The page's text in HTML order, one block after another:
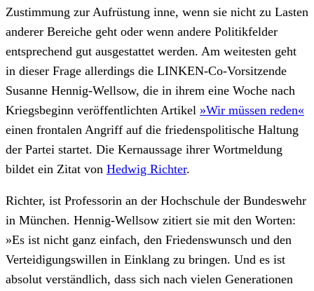
Zustimmung zur Aufrüstung inne, wenn sie nicht zu Lasten
anderer Bereiche geht oder wenn andere Politikfelder
entsprechend gut ausgestattet werden. Am weitesten geht
in dieser Frage allerdings die LINKEN-Co-Vorsitzende
Susanne Hennig-Wellsow, die in ihrem eine Woche nach
Kriegsbeginn veröffentlichten Artikel »Wir müssen reden«
einen frontalen Angriff auf die friedenspolitische Haltung
der Partei startet. Die Kernaussage ihrer Wortmeldung
bildet ein Zitat von Hedwig Richter.
Richter, ist Professorin an der Hochschule der Bundeswehr
in München. Hennig-Wellsow zitiert sie mit den Worten:
»Es ist nicht ganz einfach, den Friedenswunsch und den
Verteidigungswillen in Einklang zu bringen. Und es ist
absolut verständlich, dass sich nach vielen Generationen